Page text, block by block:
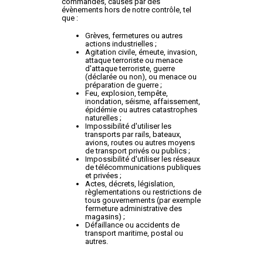
évènements hors de notre contrôle, tel
que :
Grèves, fermetures ou autres
actions industrielles ;
Agitation civile, émeute, invasion,
attaque terroriste ou menace
d'attaque terroriste, guerre
(déclarée ou non), ou menace ou
préparation de guerre ;
Feu, explosion, tempête,
inondation, séisme, affaissement,
épidémie ou autres catastrophes
naturelles ;
Impossibilité d'utiliser les
transports par rails, bateaux,
avions, routes ou autres moyens
de transport privés ou publics ;
Impossibilité d'utiliser les réseaux
de télécommunications publiques
et privées ;
Actes, décrets, législation,
règlementations ou restrictions de
tous gouvernements (par exemple
fermeture administrative des
magasins) ;
Défaillance ou accidents de
transport maritime, postal ou
autres.